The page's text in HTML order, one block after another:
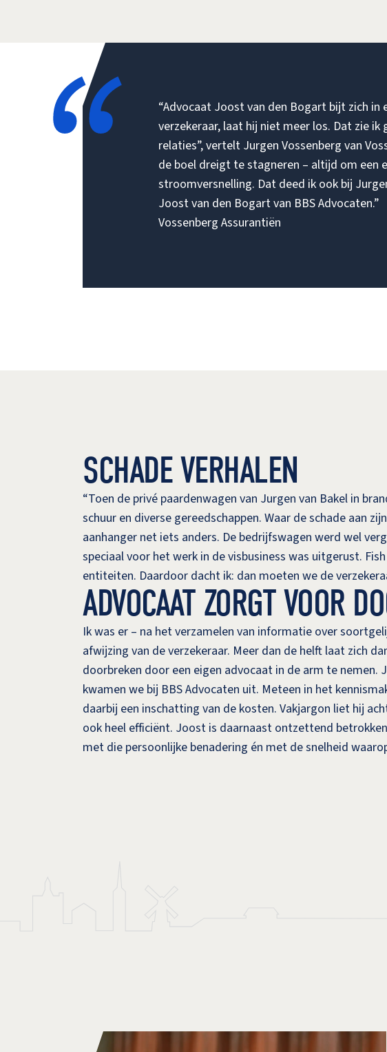
“Advocaat Joost van den Bogart bijt zich
verzekeraar, laat hij niet meer los. Dat zie
relaties”, vertelt Jurgen Vossenberg van
de boel dreigt te stagneren – altijd om een
stroomversnelling. Dat deed ik ook bij
Joost van den Bogart van BBS Advocaten.”
Vossenberg Assurantiën
SCHADE VERHALEN
“Toen de privé paardenwagen van Jurgen van Bakel in
schuur en diverse gereedschappen. Waar de schade aan
aanhanger net iets anders. De bedrijfswagen werd wel
speciaal voor het werk in de visbusiness was uitgerust.
entiteiten. Daardoor dacht ik: dan moeten we de
ADVOCAAT ZORGT VOOR
Ik was er – na het verzamelen van informatie over
afwijzing van de verzekeraar. Meer dan de helft laat zich
doorbreken door een eigen advocaat in de arm te
kwamen we bij BBS Advocaten uit. Meteen in het
daarbij een inschatting van de kosten. Vakjargon liet hij
ook heel efficiënt. Joost is daarnaast ontzettend
met die persoonlijke benadering én met de snelheid